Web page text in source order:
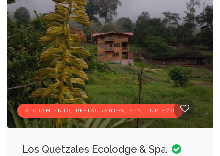
ALOJAMIENTO, RESTAURANTES, SPA, TURISMO
Los Quetzales Ecolodge & Spa.